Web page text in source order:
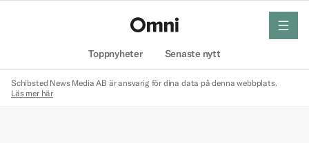
Toppnyheter Senaste nytt
meny
Schibsted News Media AB är ansvarig för dina data på denna webbplats.
Läs mer här